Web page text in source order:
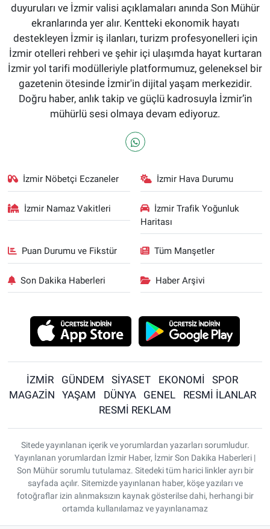
duyuruları ve İzmir valisi açıklamaları anında Son Mühür
ekranlarında yer alır. Kentteki ekonomik hayatı
destekleyen İzmir iş ilanları, turizm profesyonelleri için
İzmir otelleri rehberi ve şehir içi ulaşımda hayat kurtaran
İzmir yol tarifi modülleriyle platformumuz, geleneksel bir
gazetenin ötesinde İzmir'in dijital yaşam merkezidir.
Doğru haber, anlık takip ve güçlü kadrosuyla İzmir’in
mühürlü sesi olmaya devam ediyoruz.
İzmir Nöbetçi Eczaneler İzmir Hava Durumu
İzmir Namaz Vakitleri
İzmir Trafik Yoğunluk
Haritası
Puan Durumu ve Fikstür Tüm Manşetler
Son Dakika Haberleri Haber Arşivi
İZMİR GÜNDEM SİYASET EKONOMİ
SPOR
MAGAZİN
YAŞAM DÜNYA GENEL
RESMİ İLANLAR
RESMİ REKLAM
Sitede yayınlanan içerik ve yorumlardan yazarları sorumludur.
Yayınlanan yorumlardan İzmir Haber, İzmir Son Dakika Haberleri |
Son Mühür sorumlu tutulamaz. Sitedeki tüm harici linkler ayrı bir
sayfada açılır. Sitemizde yayınlanan haber, köşe yazıları ve
fotoğraflar izin alınmaksızın kaynak gösterilse dahi, herhangi bir
ortamda kullanılamaz ve yayınlanamaz